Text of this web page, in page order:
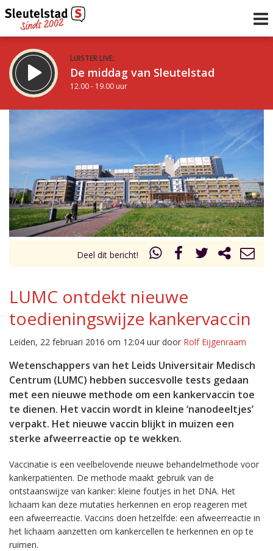
LUISTER LIVE:
De middag van Sleutelstad
12.00 - 19.00 uur
STRAKS:
De avond van Sleutelstad
uur 1 van 0 Volgend uur
Inklappen
Deel dit bericht!
LUMC ontdekt nieuwe
toedieningswijze kankervaccin
Leiden, 22 februari 2016 om 12:04 uur door Rolf Eijgenraam
Wetenschappers van het Leids Universitair Medisch
Centrum (LUMC) hebben succesvolle tests gedaan
met een nieuwe methode om een kankervaccin toe
te dienen. Het vaccin wordt in kleine ‘nanodeeltjes’
verpakt. Het nieuwe vaccin blijkt in muizen een
sterke afweerreactie op te wekken.
Vaccinatie is een veelbelovende nieuwe behandelmethode voor
kankerpatiënten. De methode maakt gebruik van de
ontstaanswijze van kanker: kleine foutjes in het DNA. Het
lichaam kan deze mutaties herkennen en erop reageren met
een afweerreactie. Vaccins doen hetzelfde: een afweerreactie in
het lichaam aanzetten om kankercellen te herkennen en op te
ruimen.